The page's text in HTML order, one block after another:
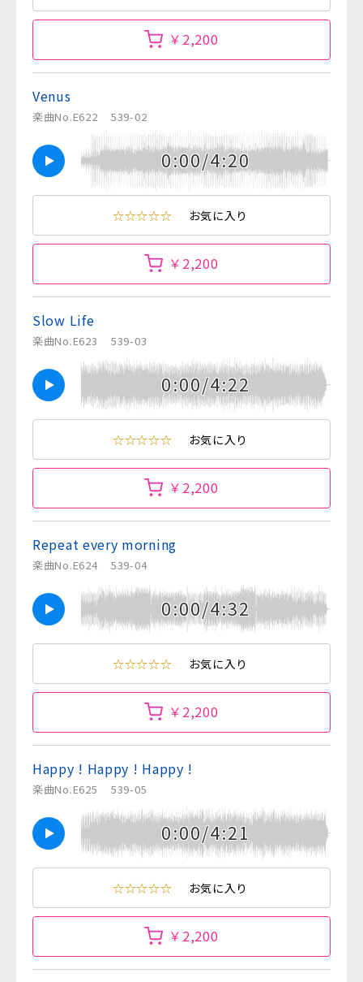
￥2,200
Venus
楽曲No.E622 539-02
0:00/4:20
☆☆☆☆☆ お気に入り
￥2,200
Slow Life
楽曲No.E623 539-03
0:00/4:22
☆☆☆☆☆ お気に入り
￥2,200
Repeat every morning
楽曲No.E624 539-04
0:00/4:32
☆☆☆☆☆ お気に入り
￥2,200
Happy ! Happy ! Happy !
楽曲No.E625 539-05
0:00/4:21
☆☆☆☆☆ お気に入り
￥2,200